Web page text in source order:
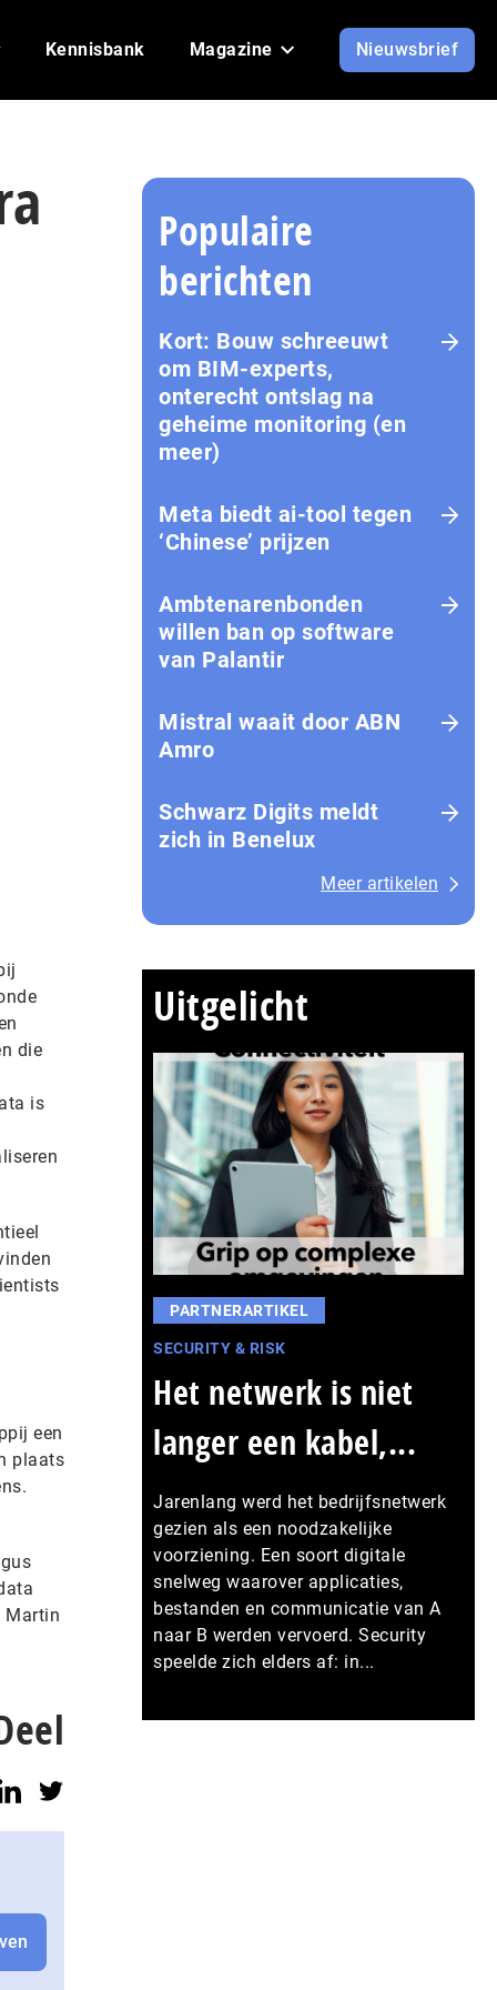
Kennisbank Magazine Nieuwsbrief
die
is
een
plaats
Martin
Populaire
berichten
Kort: Bouw schreeuwt
om BIM-experts,
onterecht ontslag na
geheime monitoring (en
meer)
Meta biedt ai-tool tegen
‘Chinese’ prijzen
Ambtenarenbonden
willen ban op software
van Palantir
Mistral waait door ABN
Amro
Schwarz Digits meldt
zich in Benelux
Meer artikelen
Uitgelicht
PARTNERARTIKEL
SECURITY & RISK
Het netwerk is niet
langer een kabel,...
Jarenlang werd het bedrijfsnetwerk
gezien als een noodzakelijke
voorziening. Een soort digitale
snelweg waarover applicaties,
bestanden en communicatie van A
naar B werden vervoerd. Security
speelde zich elders af: in...